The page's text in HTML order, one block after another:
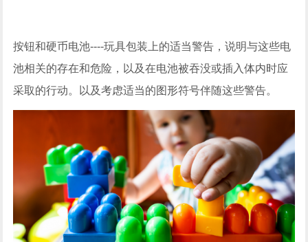
按钮和硬币电池----玩具包装上的适当警告，说明与这些电
池相关的存在和危险，以及在电池被吞没或插入体内时应
采取的行动。以及考虑适当的图形符号伴随这些警告。